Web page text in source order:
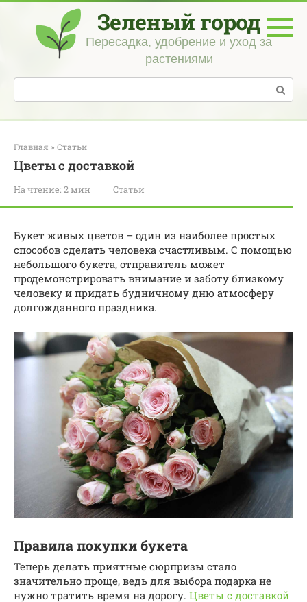
Перейти
контенту
Зеленый город
Пересадка, удобрение и уход за
растениями
Поиск:
Главная » Статьи
Цветы с доставкой
На чтение: 2 мин Статьи
Букет живых цветов – один из наиболее простых
способов сделать человека счастливым. С помощью
небольшого букета, отправитель может
продемонстрировать внимание и заботу близкому
человеку и придать будничному дню атмосферу
долгожданного праздника.
Правила покупки букета
Теперь делать приятные сюрпризы стало
значительно проще, ведь для выбора подарка не
нужно тратить время на дорогу. Цветы с доставкой